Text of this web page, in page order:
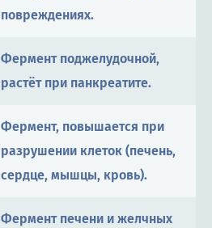
повреждениях.
Фермент поджелудочной,
растёт при панкреатите.
Фермент, повышается при
разрушении клеток (печень,
сердце, мышцы, кровь).
Фермент печени и желчных